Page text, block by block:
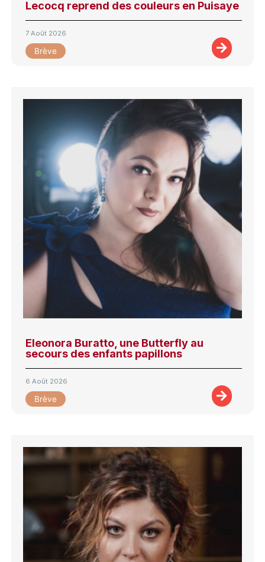
Lecocq reprend des couleurs en Puisaye
7 Août 2026
Brève
Eleonora Buratto, une Butterfly au
secours des enfants papillons
6 Août 2026
Brève